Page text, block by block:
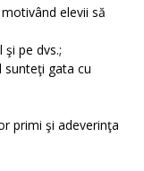
elevii să
pe dvs.;
sunteţi gata cu
primi şi adeverinţa